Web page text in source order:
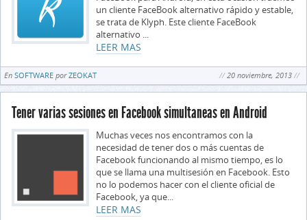
un cliente FaceBook alternativo rápido y estable,
se trata de Klyph. Este cliente FaceBook
alternativo ...
LEER MAS
En SOFTWARE porZEOKAT 20 noviembre, 2013
Tener varias sesiones en Facebook simultaneas en Android
Muchas veces nos encontramos con la
necesidad de tener dos o más cuentas de
Facebook funcionando al mismo tiempo, es lo
que se llama una multisesión en Facebook. Esto
no lo podemos hacer con el cliente oficial de
Facebook, ya que...
LEER MAS